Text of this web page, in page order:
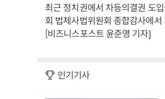
최근 정치권에서 차등의결권 도
회 법제사법위원회 종합감사에
[비즈니스포스트 윤준영 기자]
인기기사